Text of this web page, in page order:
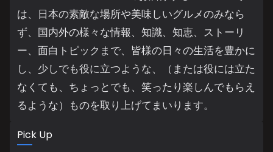
は、日本の素敵な場所や美味しいグルメのみなら
ず、国内外の様々な情報、知識、知恵、ストーリ
ー、面白トピックまで、皆様の日々の生活を豊かに
し、少しでも役に立つような、（または役には立た
なくても、ちょっとでも、笑ったり楽しんでもらえ
るような）ものを取り上げてまいります。
Pick Up